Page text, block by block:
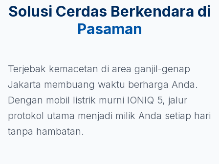
Solusi Cerdas Berkendara di
Pasaman
Terjebak kemacetan di area ganjil-genap
Jakarta membuang waktu berharga Anda.
Dengan mobil listrik murni IONIQ 5, jalur
protokol utama menjadi milik Anda setiap hari
tanpa hambatan.